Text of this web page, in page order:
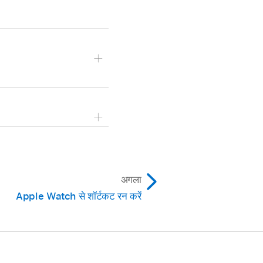
ब्लॉक चुन सकते हैं।
अगला
Apple Watch से शॉर्टकट रन करें